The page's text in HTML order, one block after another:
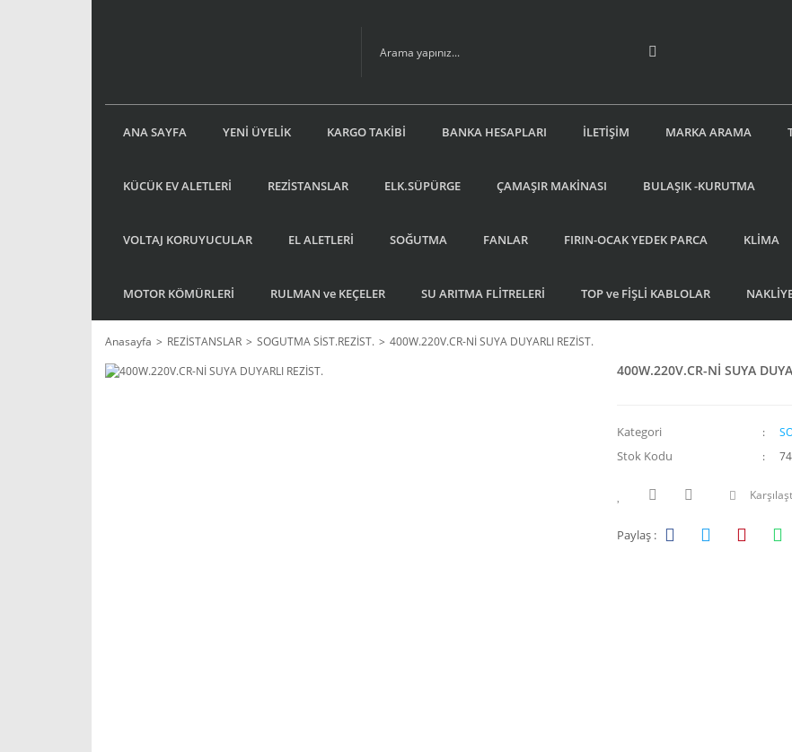
ANA SAYFA YENİ ÜYELİK KARGO TAKİBİ BANKA HESAPLARI İLETİŞİM MARKA ARAMA
KÜCÜK EV ALETLERİ REZİSTANSLAR ELK.SÜPÜRGE ÇAMAŞIR MAKİNASI BULAŞIK -KURUTMA
VOLTAJ KORUYUCULAR EL ALETLERİ SOĞUTMA FANLAR FIRIN-OCAK YEDEK PARCA KLİMA
MOTOR KÖMÜRLERİ RULMAN ve KEÇELER SU ARITMA FLİTRELERİ TOP ve FİŞLİ KABLOLAR
Anasayfa REZİSTANSLAR SOGUTMA SİST.REZİST. 400W.220V.CR-Nİ SUYA DUYARLI REZİST.
400W.220V.CR-Nİ SUYA
Kategori
Stok Kodu
Paylaş :